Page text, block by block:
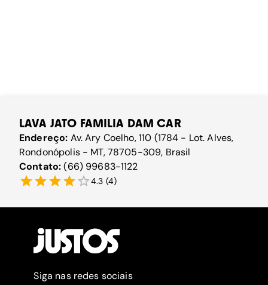
LAVA JATO FAMILIA DAM CAR
Endereço: Av. Ary Coelho, 110 (1784 - Lot. Alves,
Rondonópolis - MT, 78705-309, Brasil
Contato:(66) 99683-1122
4.3 (4)
Siga nas redes sociais